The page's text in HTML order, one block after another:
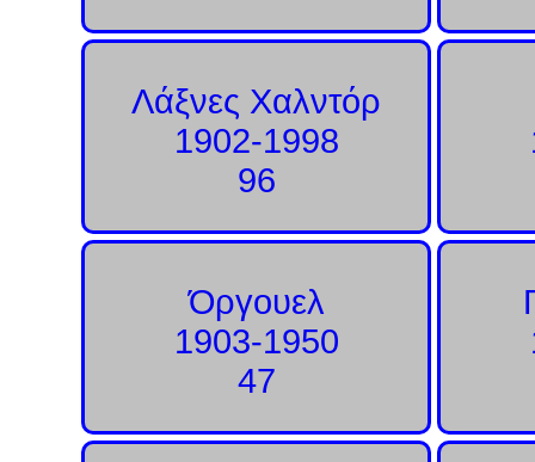
Λάξνες Χαλντόρ
1902-1998
96
Όργουελ
1903-1950
47